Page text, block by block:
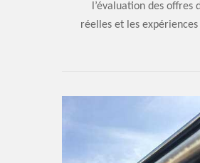
l’évaluation des
réelles et les